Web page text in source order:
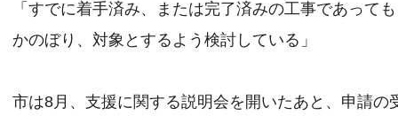
「すでに着手済み、または完了済みの工事であって
かのぼり、対象とするよう検討している」
市は8月、支援に関する説明会を開いたあと、申請の